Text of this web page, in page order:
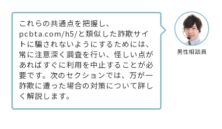
男性相談員
これらの共通点を把握し、
pcbta.com/h5/と類似した詐欺サイ
トに騙されないようにするためには、
常に注意深く調査を行い、怪しい点が
あればすぐに利用を中止することが必
要です。次のセクションでは、万が一
詐欺に遭った場合の対策について詳し
く解説します。